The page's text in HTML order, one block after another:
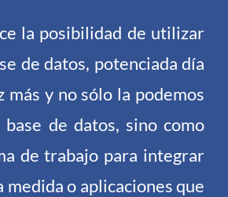
la posibilidad de utilizar
de datos, potenciada día
más y no sólo la podemos
de datos, sino como
de trabajo para integrar
medida o aplicaciones que